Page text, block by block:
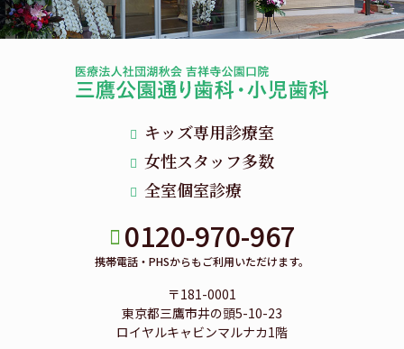
キッズ専用診療室
女性スタッフ多数
全室個室診療
0120-970-967
携帯電話・PHSからもご利用いただけます。
〒181-0001
東京都三鷹市井の頭5-10-23
ロイヤルキャビンマルナカ1階